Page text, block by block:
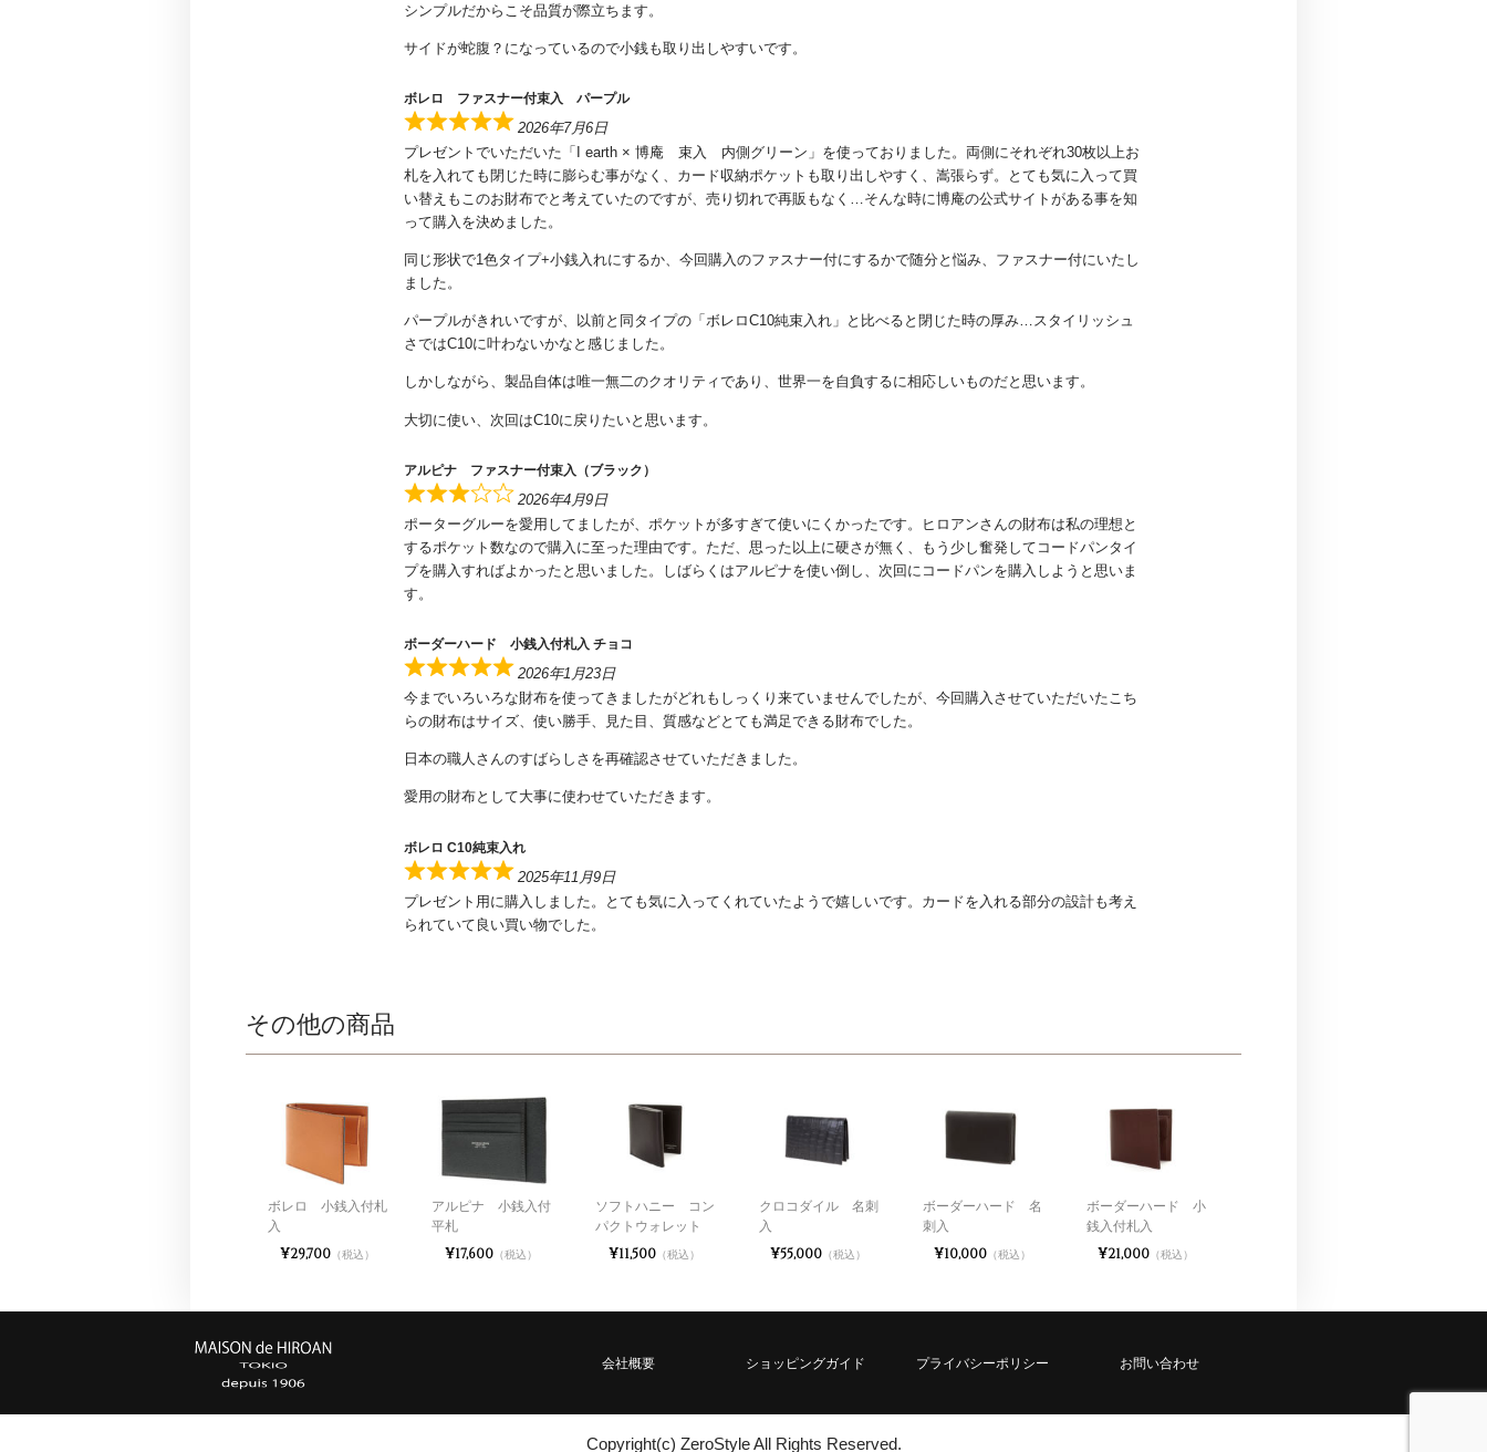
シンプルだからこそ品質が際立ちます。
サイドが蛇腹？になっているので小銭も取り出しやすいです。
ボレロ ファスナー付束入 パープル
2026年7月6日
プレゼントでいただいた「I earth × 博庵 束入 内側グリーン」を使っておりました。両側にそれぞれ30枚以上お
札を入れても閉じた時に膨らむ事がなく、カード収納ポケットも取り出しやすく、嵩張らず。とても気に入って買
い替えもこのお財布でと考えていたのですが、売り切れで再販もなく…そんな時に博庵の公式サイトがある事を知
って購入を決めました。
同じ形状で1色タイプ+小銭入れにするか、今回購入のファスナー付にするかで随分と悩み、ファスナー付にいたし
ました。
パープルがきれいですが、以前と同タイプの「ボレロC10純束入れ」と比べると閉じた時の厚み…スタイリッシュ
さではC10に叶わないかなと感じました。
しかしながら、製品自体は唯一無二のクオリティであり、世界一を自負するに相応しいものだと思います。
大切に使い、次回はC10に戻りたいと思います。
アルピナ ファスナー付束入（ブラック）
2026年4月9日
ポーターグルーを愛用してましたが、ポケットが多すぎて使いにくかったです。ヒロアンさんの財布は私の理想と
するポケット数なので購入に至った理由です。ただ、思った以上に硬さが無く、もう少し奮発してコードパンタイ
プを購入すればよかったと思いました。しばらくはアルピナを使い倒し、次回にコードパンを購入しようと思いま
す。
ボーダーハード 小銭入付札入 チョコ
2026年1月23日
今までいろいろな財布を使ってきましたがどれもしっくり来ていませんでしたが、今回購入させていただいたこち
らの財布はサイズ、使い勝手、見た目、質感などとても満足できる財布でした。
日本の職人さんのすばらしさを再確認させていただきました。
愛用の財布として大事に使わせていただきます。
ボレロ C10純束入れ
2025年11月9日
プレゼント用に購入しました。とても気に入ってくれていたようで嬉しいです。カードを入れる部分の設計も考え
られていて良い買い物でした。
その他の商品
ボレロ 小銭入付札
入
¥29,700（税込）
アルピナ 小銭入付
平札
¥17,600（税込）
ソフトハニー コン
パクトウォレット
¥11,500 （税込）
クロコダイル 名刺
入
¥55,000 （税込）
ボーダーハード 名
刺入
¥10,000（税込）
ボーダーハード 小
銭入付札入
¥21,000 （税込）
会社概要 ショッピングガイド プライバシーポリシー お問い合わせ
Copyright(c) ZeroStyle All Rights Reserved.